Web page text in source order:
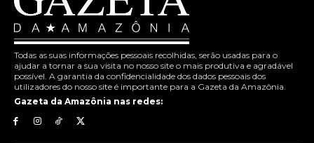
Todas as suas informações pessoais recolhidas, serão usadas para o
ajudar a tornar a sua visita no nosso site o mais produtiva e agradável
possível. A garantia da confidencialidade dos dados pessoais dos
utilizadores do nosso site é importante para a Gazeta da Amazônia.
Gazeta da Amazônia nas redes: